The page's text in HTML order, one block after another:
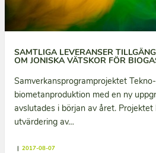
SAMTLIGA LEVERANSER
OM JONISKA VÄTSKOR FÖR
Samverkansprogramprojektet
biometanproduktion med en ny
avslutades i början av året.
utvärdering av…
| 2017-08-07